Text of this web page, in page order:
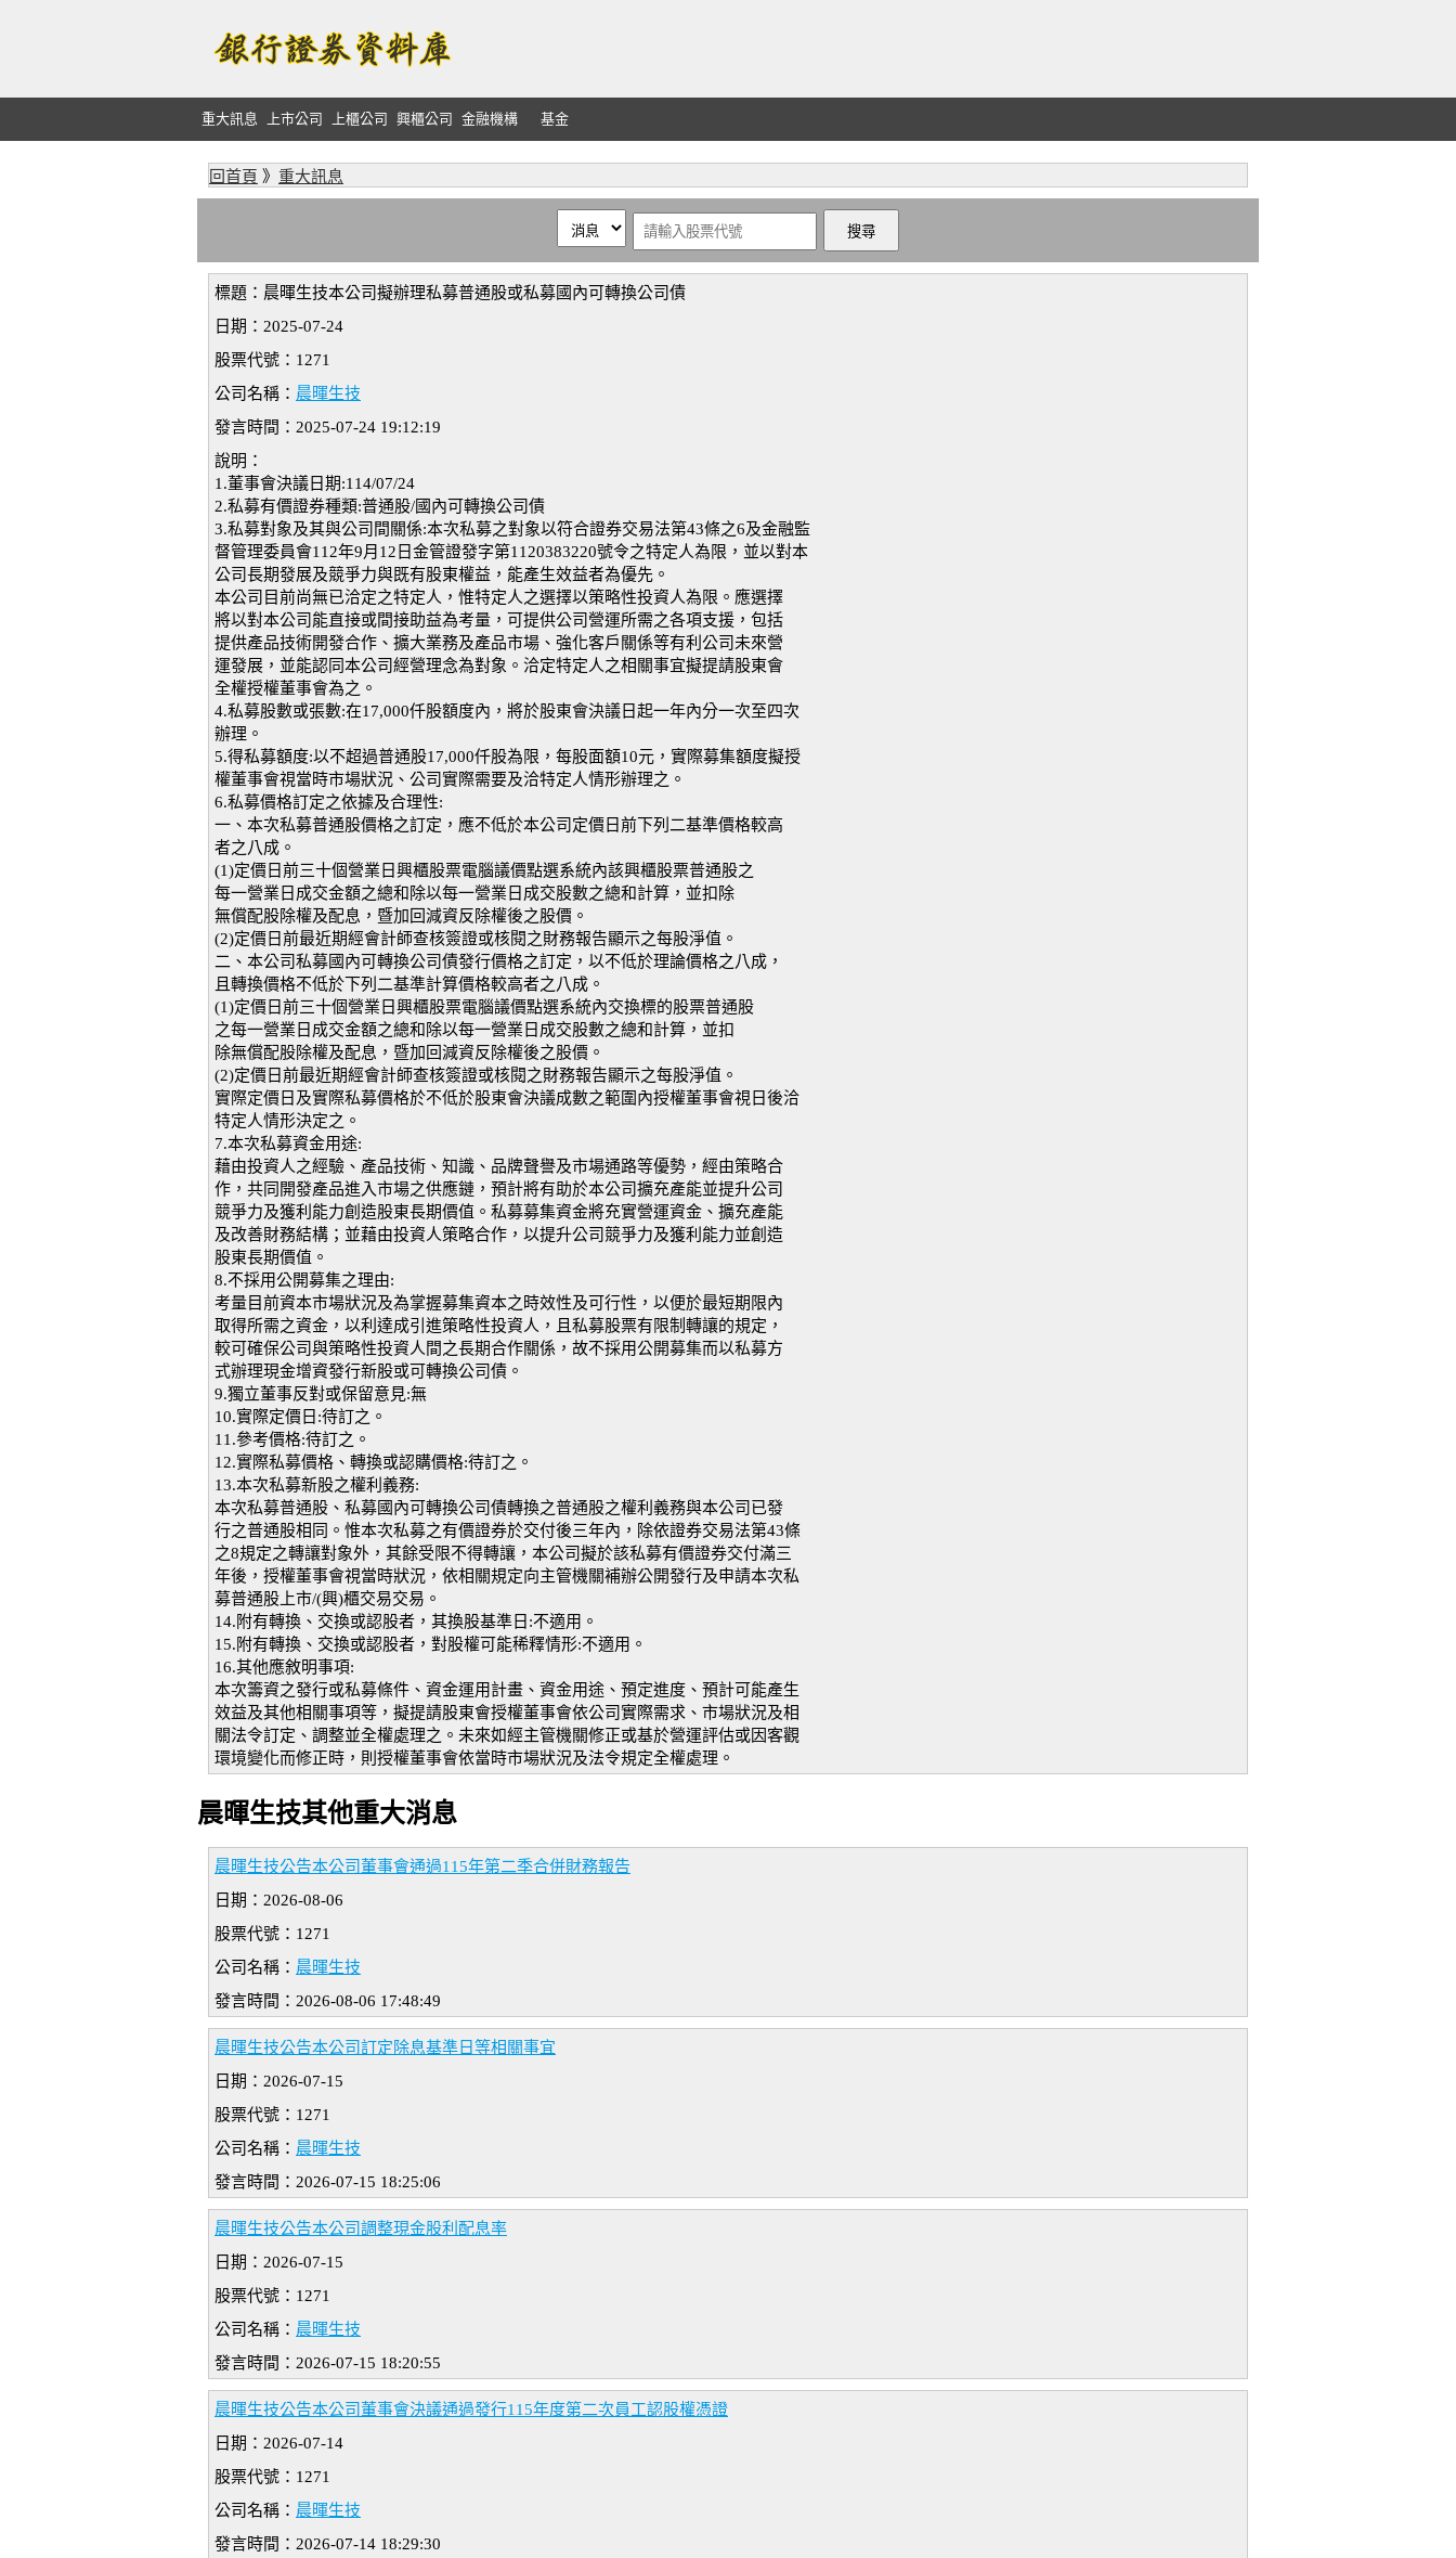
重大訊息 上市公司 上櫃公司 興櫃公司 金融機構 基金
回首頁 》 重大訊息
標題：晨暉生技本公司擬辦理私募普通股或私募國內可轉換公司債
日期：2025-07-24
股票代號：1271
公司名稱： 晨暉生技
發言時間：2025-07-24 19:12:19
說明：
1.董事會決議日期:114/07/24
2.私募有價證券種類:普通股/國內可轉換公司債
3.私募對象及其與公司間關係:本次私募之對象以符合證券交易法第43條之6及金融監
督管理委員會112年9月12日金管證發字第1120383220號令之特定人為限，並以對本
公司長期發展及競爭力與既有股東權益，能產生效益者為優先。
本公司目前尚無已洽定之特定人，惟特定人之選擇以策略性投資人為限。應選擇
將以對本公司能直接或間接助益為考量，可提供公司營運所需之各項支援，包括
提供產品技術開發合作、擴大業務及產品市場、強化客戶關係等有利公司未來營
運發展，並能認同本公司經營理念為對象。洽定特定人之相關事宜擬提請股東會
全權授權董事會為之。
4.私募股數或張數:在17,000仟股額度內，將於股東會決議日起一年內分一次至四次
辦理。
5.得私募額度:以不超過普通股17,000仟股為限，每股面額10元，實際募集額度擬授
權董事會視當時市場狀況、公司實際需要及洽特定人情形辦理之。
6.私募價格訂定之依據及合理性:
一、本次私募普通股價格之訂定，應不低於本公司定價日前下列二基準價格較高
者之八成。
(1)定價日前三十個營業日興櫃股票電腦議價點選系統內該興櫃股票普通股之
每一營業日成交金額之總和除以每一營業日成交股數之總和計算，並扣除
無償配股除權及配息，暨加回減資反除權後之股價。
(2)定價日前最近期經會計師查核簽證或核閱之財務報告顯示之每股淨值。
二、本公司私募國內可轉換公司債發行價格之訂定，以不低於理論價格之八成，
且轉換價格不低於下列二基準計算價格較高者之八成。
(1)定價日前三十個營業日興櫃股票電腦議價點選系統內交換標的股票普通股
之每一營業日成交金額之總和除以每一營業日成交股數之總和計算，並扣
除無償配股除權及配息，暨加回減資反除權後之股價。
(2)定價日前最近期經會計師查核簽證或核閱之財務報告顯示之每股淨值。
實際定價日及實際私募價格於不低於股東會決議成數之範圍內授權董事會視日後洽
特定人情形決定之。
7.本次私募資金用途:
藉由投資人之經驗、產品技術、知識、品牌聲譽及市場通路等優勢，經由策略合
作，共同開發產品進入市場之供應鏈，預計將有助於本公司擴充產能並提升公司
競爭力及獲利能力創造股東長期價值。私募募集資金將充實營運資金、擴充產能
及改善財務結構；並藉由投資人策略合作，以提升公司競爭力及獲利能力並創造
股東長期價值。
8.不採用公開募集之理由:
考量目前資本市場狀況及為掌握募集資本之時效性及可行性，以便於最短期限內
取得所需之資金，以利達成引進策略性投資人，且私募股票有限制轉讓的規定，
較可確保公司與策略性投資人間之長期合作關係，故不採用公開募集而以私募方
式辦理現金增資發行新股或可轉換公司債。
9.獨立董事反對或保留意見:無
10.實際定價日:待訂之。
11.參考價格:待訂之。
12.實際私募價格、轉換或認購價格:待訂之。
13.本次私募新股之權利義務:
本次私募普通股、私募國內可轉換公司債轉換之普通股之權利義務與本公司已發
行之普通股相同。惟本次私募之有價證券於交付後三年內，除依證券交易法第43條
之8規定之轉讓對象外，其餘受限不得轉讓，本公司擬於該私募有價證券交付滿三
年後，授權董事會視當時狀況，依相關規定向主管機關補辦公開發行及申請本次私
募普通股上市/(興)櫃交易交易。
14.附有轉換、交換或認股者，其換股基準日:不適用。
15.附有轉換、交換或認股者，對股權可能稀釋情形:不適用。
16.其他應敘明事項:
本次籌資之發行或私募條件、資金運用計畫、資金用途、預定進度、預計可能產生
效益及其他相關事項等，擬提請股東會授權董事會依公司實際需求、市場狀況及相
關法令訂定、調整並全權處理之。未來如經主管機關修正或基於營運評估或因客觀
環境變化而修正時，則授權董事會依當時市場狀況及法令規定全權處理。
晨暉生技其他重大消息
晨暉生技公告本公司董事會通過115年第二季合併財務報告
日期：2026-08-06
股票代號：1271
公司名稱： 晨暉生技
發言時間：2026-08-06 17:48:49
晨暉生技公告本公司訂定除息基準日等相關事宜
日期：2026-07-15
股票代號：1271
公司名稱： 晨暉生技
發言時間：2026-07-15 18:25:06
晨暉生技公告本公司調整現金股利配息率
日期：2026-07-15
股票代號：1271
公司名稱： 晨暉生技
發言時間：2026-07-15 18:20:55
晨暉生技公告本公司董事會決議通過發行115年度第二次員工認股權憑證
日期：2026-07-14
股票代號：1271
公司名稱： 晨暉生技
發言時間：2026-07-14 18:29:30